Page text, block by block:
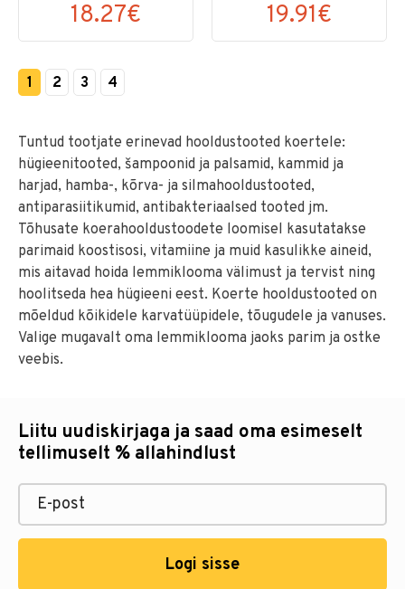
18.27€ 19.91€
1 2 3 4
Tuntud tootjate erinevad hooldustooted koertele:
hügieenitooted, šampoonid ja palsamid, kammid ja
harjad, hamba-, kõrva- ja silmahooldustooted,
antiparasiitikumid, antibakteriaalsed tooted jm.
Tõhusate koerahooldustoodete loomisel kasutatakse
parimaid koostisosi, vitamiine ja muid kasulikke aineid,
mis aitavad hoida lemmiklooma välimust ja tervist ning
hoolitseda hea hügieeni eest. Koerte hooldustooted on
mõeldud kõikidele karvatüüpidele, tõugudele ja vanuses.
Valige mugavalt oma lemmiklooma jaoks parim ja ostke
veebis.
Liitu uudiskirjaga ja saad oma esimeselt
tellimuselt % allahindlust
Logi sisse